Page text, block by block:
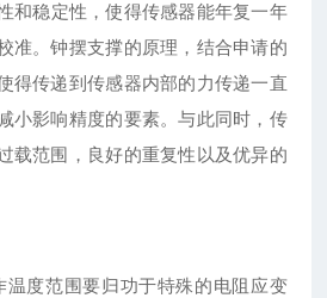
和稳定性，使得传感器能年复一年
准。钟摆支撑的原理，结合申请的
得传递到传感器内部的力传递一直
小影响精度的要素。与此同时，传
载范围，良好的重复性以及优异的
温度范围要归功于特殊的电阻应变